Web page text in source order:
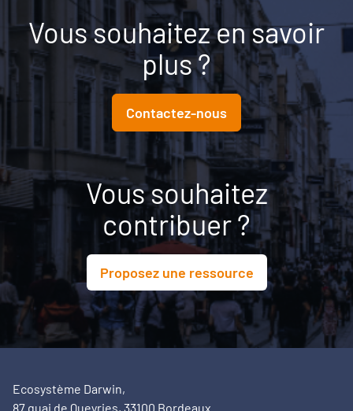
Vous souhaitez en savoir
plus ?
Contactez-nous
Vous souhaitez
contribuer ?
Proposez une ressource
Ecosystème Darwin,
87 quai de Queyries, 33100 Bordeaux